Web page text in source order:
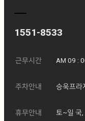
1551-8533
근무시간 AM 09 :
주차안내 승욱프라
휴무안내 토~일 국